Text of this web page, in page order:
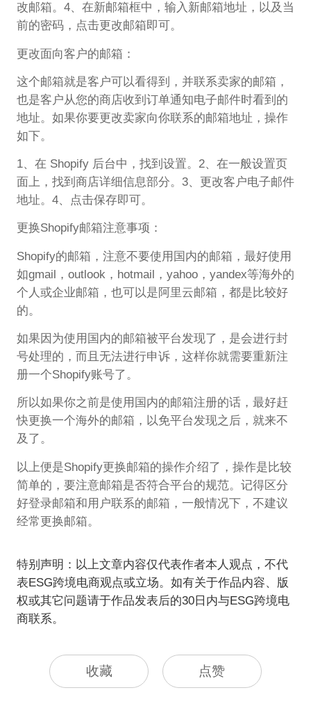
改邮箱。4、在新邮箱框中，输入新邮箱地址，以及当
前的密码，点击更改邮箱即可。
更改面向客户的邮箱：
这个邮箱就是客户可以看得到，并联系卖家的邮箱，
也是客户从您的商店收到订单通知电子邮件时看到的
地址。如果你要更改卖家向你联系的邮箱地址，操作
如下。
1、在 Shopify 后台中，找到设置。2、在一般设置页
面上，找到商店详细信息部分。3、更改客户电子邮件
地址。4、点击保存即可。
更换Shopify邮箱注意事项：
Shopify的邮箱，注意不要使用国内的邮箱，最好使用
如gmail，outlook，hotmail，yahoo，yandex等海外的
个人或企业邮箱，也可以是阿里云邮箱，都是比较好
的。
如果因为使用国内的邮箱被平台发现了，是会进行封
号处理的，而且无法进行申诉，这样你就需要重新注
册一个Shopify账号了。
所以如果你之前是使用国内的邮箱注册的话，最好赶
快更换一个海外的邮箱，以免平台发现之后，就来不
及了。
以上便是Shopify更换邮箱的操作介绍了，操作是比较
简单的，要注意邮箱是否符合平台的规范。记得区分
好登录邮箱和用户联系的邮箱，一般情况下，不建议
经常更换邮箱。
特别声明：以上文章内容仅代表作者本人观点，不代
表ESG跨境电商观点或立场。如有关于作品内容、版
权或其它问题请于作品发表后的30日内与ESG跨境电
商联系。
收藏 点赞